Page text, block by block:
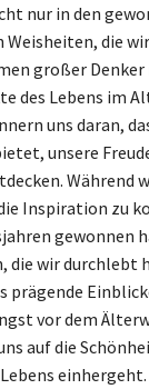
nur in den
Weisheiten, die
großer Denker
des Lebens im
uns daran,
unsere
Während
Inspiration zu
gewonnen
die wir durchlebt
prägende
vor dem
auf die